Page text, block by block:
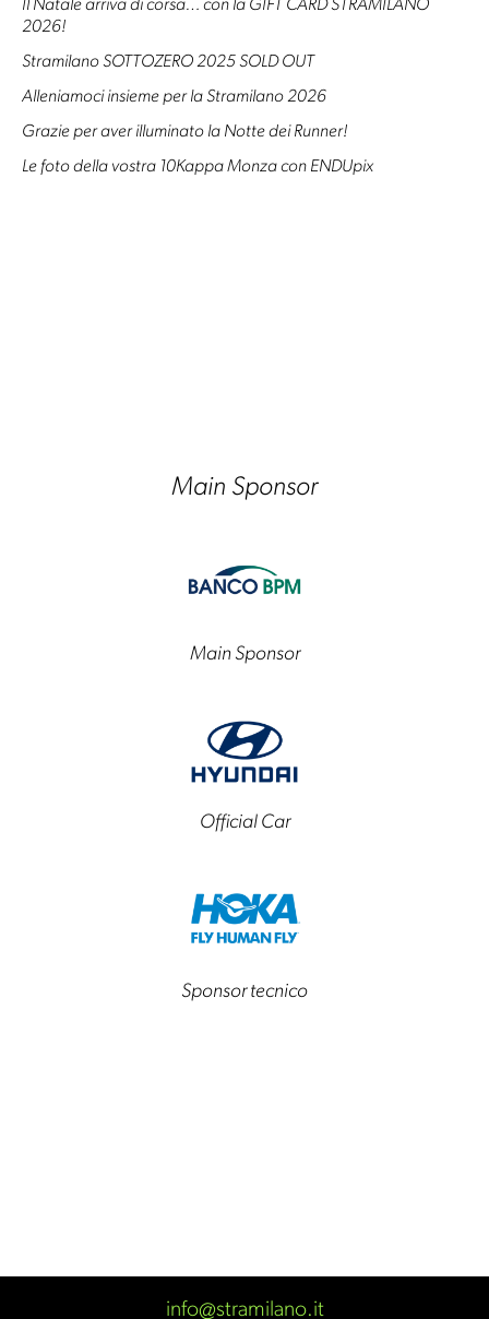
Il Natale arriva di corsa… con la GIFT CARD STRAMILANO
2026!
Stramilano SOTTOZERO 2025 SOLD OUT
Alleniamoci insieme per la Stramilano 2026
Grazie per aver illuminato la Notte dei Runner!
Le foto della vostra 10Kappa Monza con ENDUpix
Main Sponsor
Main Sponsor
Official Car
Sponsor tecnico
info@stramilano.it